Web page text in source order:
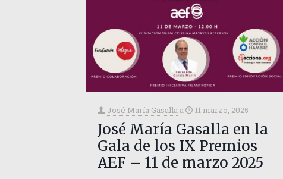
José María Gasalla a 11 marzo, 2025
José María Gasalla en la
Gala de los IX Premios
AEF – 11 de marzo 2025